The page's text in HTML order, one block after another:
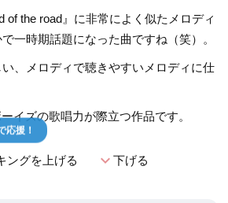
of the road』に非常によく似たメロディ
一時期話題になった曲ですね（笑）。
、メロディで聴きやすいメロディに仕
イズの歌唱力が際立つ作品です。
ングを上げる
応援！
expand_more下げる